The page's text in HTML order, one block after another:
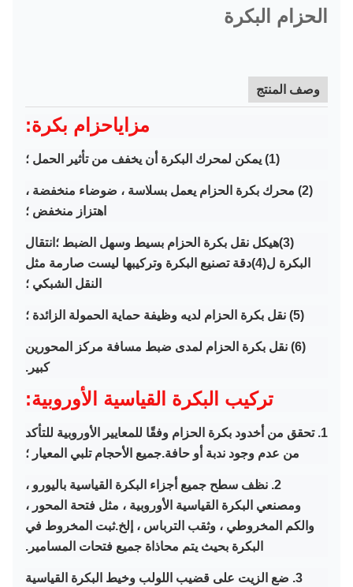
الحزام البكرة
وصف المنتج
مزاياحزام بكرة:
(1) يمكن لمحرك البكرة أن يخفف من تأثير الحمل ؛
(2) محرك بكرة الحزام يعمل بسلاسة ، ضوضاء منخفضة ،
اهتزاز منخفض ؛
(3) هيكل نقل بكرة الحزام بسيط وسهل الضبط ؛ انتقال
البكرة ل(4)
دقة تصنيع البكرة وتركيبها ليست صارمة مثل
النقل الشبكي ؛
(5) نقل بكرة الحزام لديه وظيفة حماية الحمولة الزائدة ؛
(6) نقل بكرة الحزام لمدى ضبط مسافة مركز المحورين
كبير.
تركيب البكرة القياسية الأوروبية:
1. تحقق من أخدود بكرة الحزام وفقًا للمعايير الأوروبية للتأكد
من عدم وجود ندبة أو حافة.جميع الأحجام تلبي المعيار ؛
2. نظف سطح جميع أجزاء البكرة القياسية باليورو ،
ومصنعي البكرة القياسية الأوروبية ، مثل فتحة المحور ،
والكم المخروطي ، وثقب الترباس ، إلخ.ثبت المخروط في
البكرة بحيث يتم محاذاة جميع فتحات المسامير.
3. ضع الزيت على قضيب اللولب وخيط البكرة القياسية